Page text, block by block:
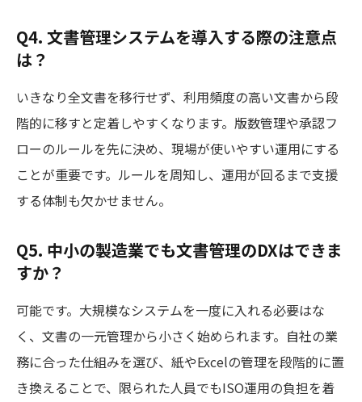
Q4. 文書管理システムを導入する際の注意点
は？
いきなり全文書を移行せず、利用頻度の高い文書から段
階的に移すと定着しやすくなります。版数管理や承認フ
ローのルールを先に決め、現場が使いやすい運用にする
ことが重要です。ルールを周知し、運用が回るまで支援
する体制も欠かせません。
Q5. 中小の製造業でも文書管理のDXはできま
すか？
可能です。大規模なシステムを一度に入れる必要はな
く、文書の一元管理から小さく始められます。自社の業
務に合った仕組みを選び、紙やExcelの管理を段階的に置
き換えることで、限られた人員でもISO運用の負担を着